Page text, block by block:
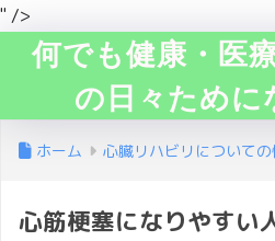
" />
何でも健康・医
の日々ために
ホーム 心臓リハビリについての
心筋梗塞になりやすい